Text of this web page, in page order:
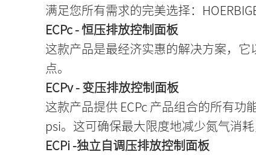
满足您所有需求的完美选择：
ECPc - 恒压排放控制面板
这款产品是最经济实惠的解决方案，
点。
ECPv - 变压排放控制面板
这款产品提供 ECPc 产品组合的所有
psi。这可确保最大限度地减少氮气消
ECPi -独立自调压排放控制面板